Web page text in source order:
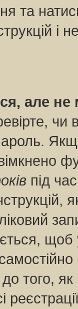
та
і
але
чи
під
щоб
того,